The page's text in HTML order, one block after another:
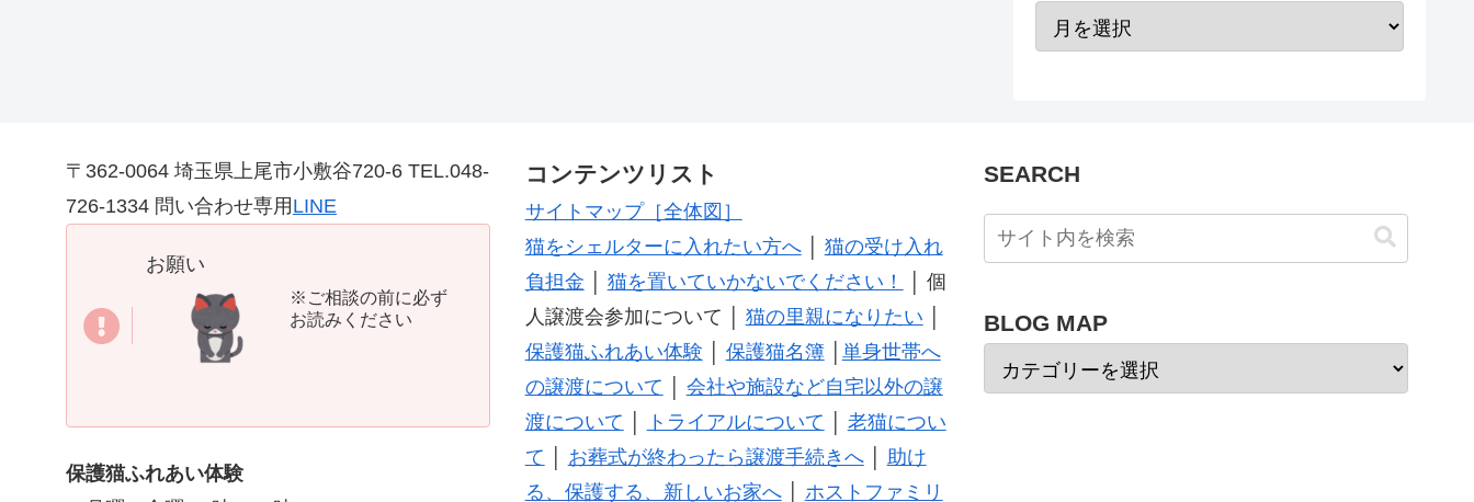
〒362-0064 埼玉県上尾市小敷谷720-6 TEL.048-
726-1334 問い合わせ専用 LINE
お願い
※ご相談の前に必ず
お読みください
保護猫ふれあい体験
コンテンツリスト
サイトマップ［全体図］
猫をシェルターに入れたい方へ│ 猫の受け入れ
負担金
猫を置いていかないでください！
│ 個
人譲渡会参加について │ 猫の里親になりたい
保護猫ふれあい体験
保護猫名簿│ 単身世帯へ
の譲渡について
会社や施設など自宅以外の譲
渡について
トライアルについて
老猫につい
て
お葬式が終わったら譲渡手続きへ│
助け
る、保護する、新しいお家へ│ ホストファミリ
SEARCH
BLOG MAP